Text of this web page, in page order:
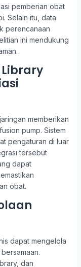
pemberian obat
Selain itu, data
perencanaan
ini mendukung
memberikan
pump. Sistem
pengaturan di luar
tersebut
dapat
obat.
dapat mengelola
dan